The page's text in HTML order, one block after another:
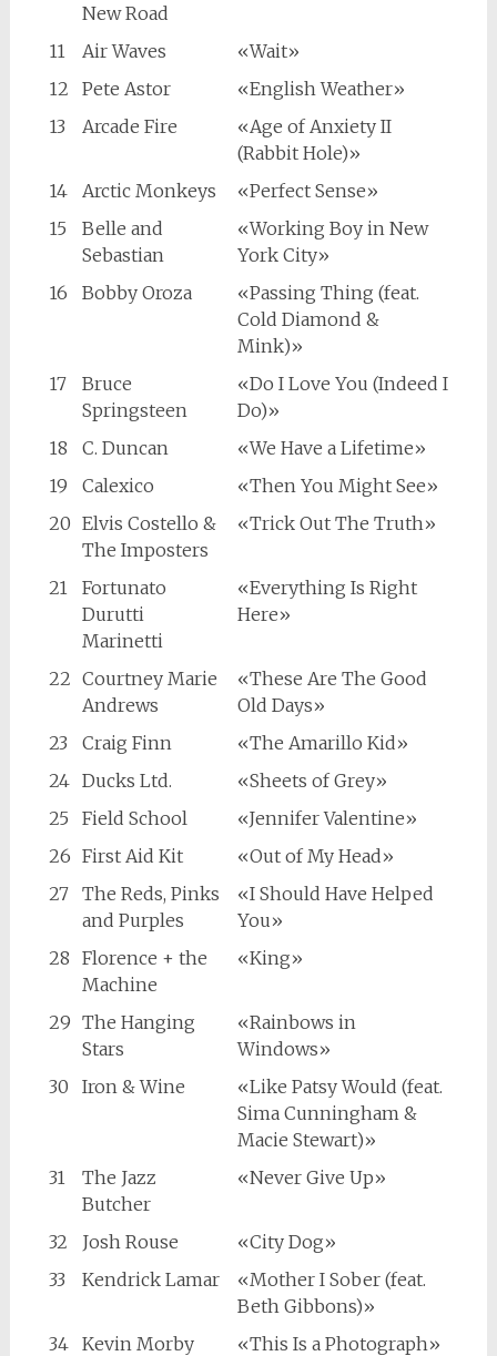
New Road
11 Air Waves
«Wait»
12
Pete Astor
«English Weather»
13
Arcade Fire
«Age of Anxiety II
(Rabbit Hole)»
14
Arctic Monkeys
«Perfect Sense»
15
Belle and
Sebastian
«Working Boy in New
York City»
16
Bobby Oroza
«Passing Thing (feat.
Cold Diamond &
Mink)»
17
Bruce
Springsteen
«Do I Love You (Indeed I
Do)»
18
C. Duncan
«We Have a Lifetime»
19
Calexico
«Then You Might See»
20 Elvis Costello &
The Imposters
«Trick Out The Truth»
21
Fortunato
Durutti
Marinetti
«Everything Is Right
Here»
22 Courtney Marie
Andrews
«These Are The Good
Old Days»
23
Craig Finn
«The Amarillo Kid»
24 Ducks Ltd.
«Sheets of Grey»
25
Field School
«Jennifer Valentine»
26 First Aid Kit
«Out of My Head»
27
The Reds, Pinks
and Purples
«I Should Have Helped
You»
28 Florence + the
Machine
«King»
29 The Hanging
Stars
«Rainbows in
Windows»
30
Iron & Wine
«Like Patsy Would (feat.
Sima Cunningham &
Macie Stewart)»
31
The Jazz
Butcher
«Never Give Up»
32 Josh Rouse
«City Dog»
33
Kendrick Lamar
«Mother I Sober (feat.
Beth Gibbons)»
34
Kevin Morby «This Is a Photograph»